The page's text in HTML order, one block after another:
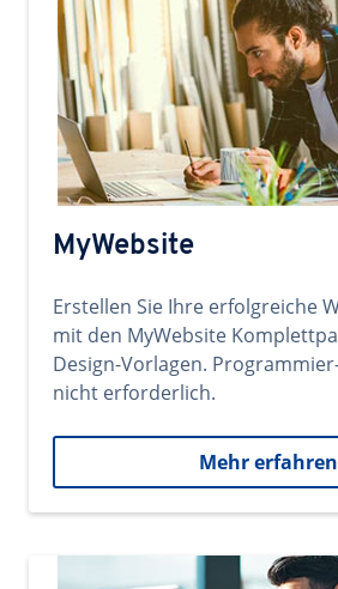
MyWebsite
Erstellen Sie Ihre erfolgreiche
mit den MyWebsite
Design-Vorlagen.
nicht erforderlich.
Mehr erfahren